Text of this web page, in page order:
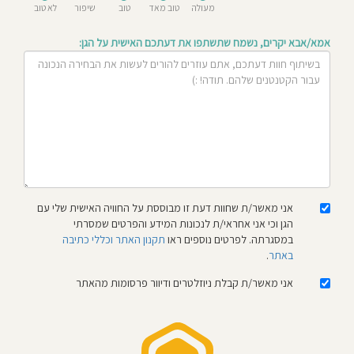
מעולה טוב מאד טוב
שיפור
לא טוב
אמא/אבא יקרים, נשמח שתשתפו את דעתכם האישית על הגן:
אני מאשר/ת שחוות דעת זו מבוססת על החוויה האישית שלי עם
הגן וכי אני אחראי/ת לנכונות המידע והפרטים שמסרתי
במסגרתה. לפרטים נוספים ראו תקנון האתר וכללי כתיבה
באתר.
אני מאשר/ת קבלת ניוזלטרים ודיוור פרסומות מהאתר